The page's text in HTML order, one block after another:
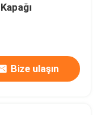
Bize ulaşın